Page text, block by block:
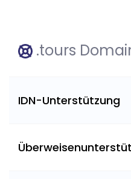
.tours
IDN-Unterstützung